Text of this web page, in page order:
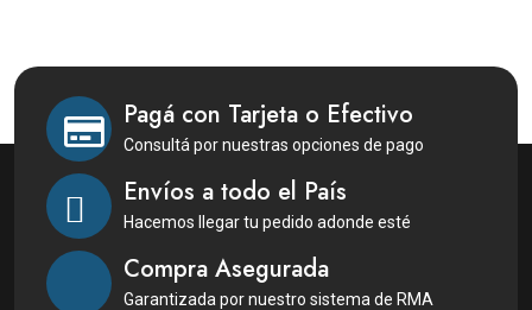
Pagá con Tarjeta o Efectivo
Consultá por nuestras opciones de pago
Envíos a todo el País
Hacemos llegar tu pedido adonde esté
Compra Asegurada
Garantizada por nuestro sistema de RMA